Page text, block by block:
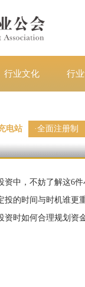
行业文化 行
电站 ·全面注册制
资中，不妨了解这6件
投的时间与时机谁更
资时如何合理规划资